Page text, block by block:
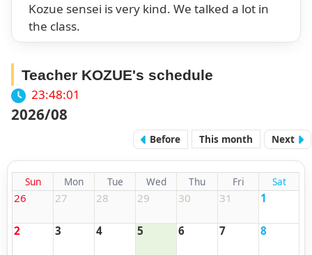
Kozue sensei is very kind. We talked a lot in
the class.
Teacher KOZUE's schedule
23:48:02
2026/08
Before This month Next
Sun Mon Tue Wed Thu Fri Sat
26 27 28 29 30 31 1
2 3 4 5 6 7 8